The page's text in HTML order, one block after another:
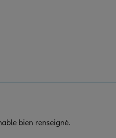
bien renseigné.